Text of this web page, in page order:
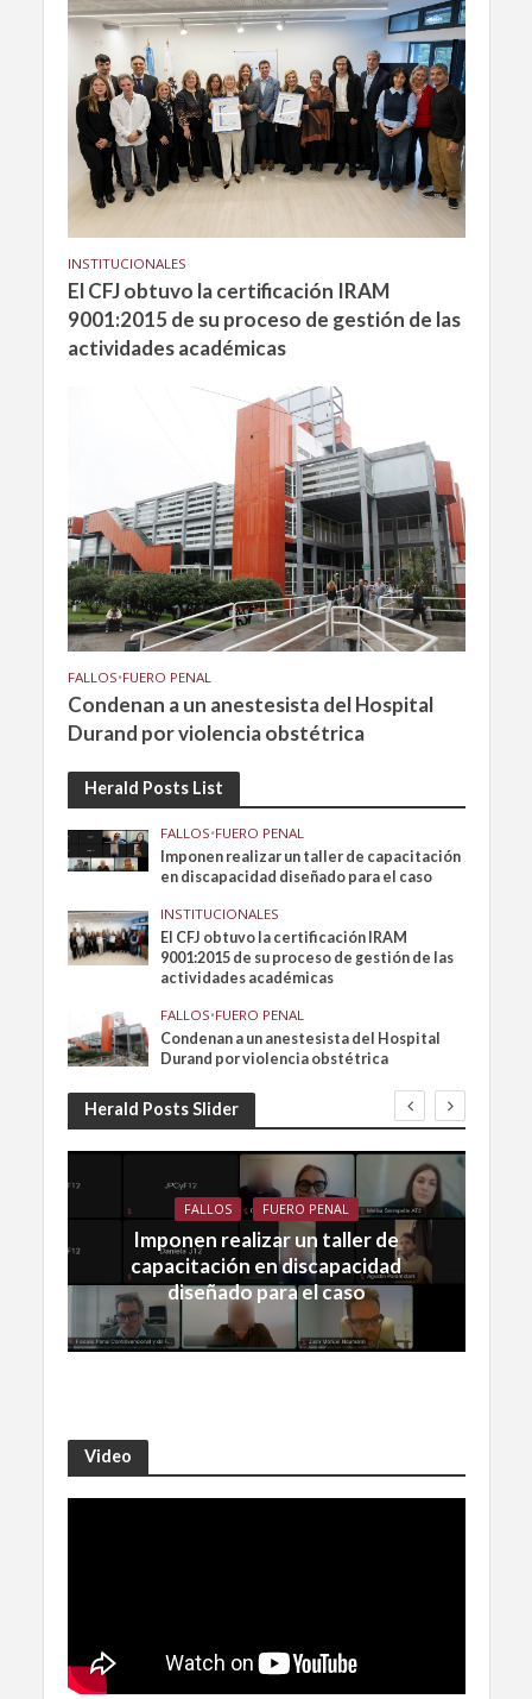
INSTITUCIONALES
El CFJ obtuvo la certificación IRAM
9001:2015 de su proceso de gestión de las
actividades académicas
FALLOS•FUERO PENAL
Condenan a un anestesista del Hospital
Durand por violencia obstétrica
Herald Posts List
FALLOS•FUERO PENAL
Imponen realizar un taller de capacitación
en discapacidad diseñado para el caso
INSTITUCIONALES
El CFJ obtuvo la certificación IRAM
9001:2015 de su proceso de gestión de las
actividades académicas
FALLOS•FUERO PENAL
Condenan a un anestesista del Hospital
Durand por violencia obstétrica
Herald Posts Slider
FALLOS FUERO PENAL
Imponen realizar un taller de
capacitación en discapacidad
diseñado para el caso
Video